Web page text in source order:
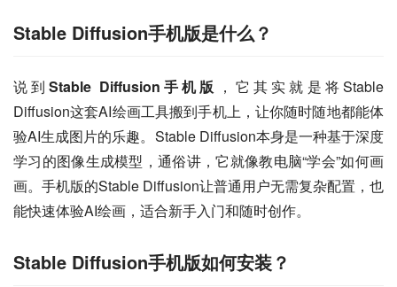
Stable Diffusion手机版是什么？
说到Stable Diffusion手机版 ，它其实就是将Stable
Diffusion这套AI绘画工具搬到手机上，让你随时随地都能体
验AI生成图片的乐趣。Stable Diffusion本身是一种基于深度
学习的图像生成模型，通俗讲，它就像教电脑“学会”如何画
画。手机版的Stable Diffusion让普通用户无需复杂配置，也
能快速体验AI绘画，适合新手入门和随时创作。
Stable Diffusion手机版如何安装？